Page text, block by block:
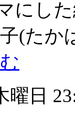
にし
(たか
曜日